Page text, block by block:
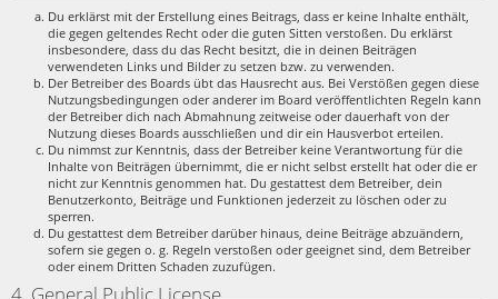
Du erklärst mit der Erstellung eines Beitrags, dass er keine Inhalte enthält,
die gegen geltendes Recht oder die guten Sitten verstoßen. Du erklärst
insbesondere, dass du das Recht besitzt, die in deinen Beiträgen
verwendeten Links und Bilder zu setzen bzw. zu verwenden.
Der Betreiber des Boards übt das Hausrecht aus. Bei Verstößen gegen diese
Nutzungsbedingungen oder anderer im Board veröffentlichten Regeln kann
der Betreiber dich nach Abmahnung zeitweise oder dauerhaft von der
Nutzung dieses Boards ausschließen und dir ein Hausverbot erteilen.
Du nimmst zur Kenntnis, dass der Betreiber keine Verantwortung für die
Inhalte von Beiträgen übernimmt, die er nicht selbst erstellt hat oder die er
nicht zur Kenntnis genommen hat. Du gestattest dem Betreiber, dein
Benutzerkonto, Beiträge und Funktionen jederzeit zu löschen oder zu
sperren.
Du gestattest dem Betreiber darüber hinaus, deine Beiträge abzuändern,
sofern sie gegen o. g. Regeln verstoßen oder geeignet sind, dem Betreiber
oder einem Dritten Schaden zuzufügen.
4. General Public License